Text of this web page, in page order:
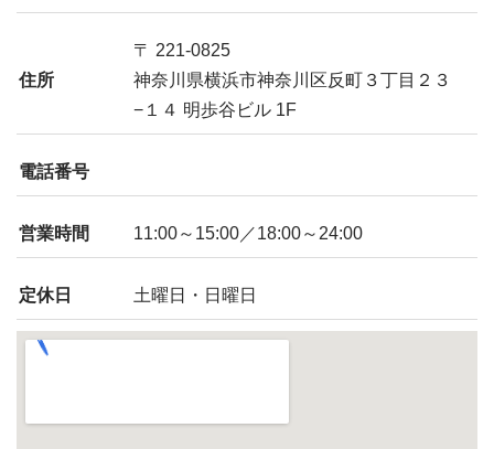
住所
〒 221-0825
神奈川県横浜市神奈川区反町３丁目２３
−１４ 明歩谷ビル 1F
電話番号
営業時間 11:00～15:00／18:00～24:00
定休日 土曜日・日曜日